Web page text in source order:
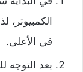
الكمبيوتر،
في الأعلى.
بعد التوجه